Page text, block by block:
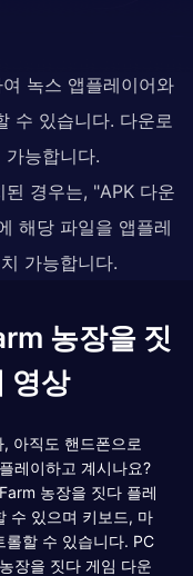
녹스 앱플레이어와
수 있습니다. 다운로
가능합니다.
경우는, "APK 다운
해당 파일을 앱플레
가능합니다.
농장을 짓
영상
아직도 핸드폰으로
레이하고 계시나요?
농장을 짓다 플레
수 있으며 키보드, 마
롤할 수 있습니다. PC
장을 짓다 게임 다운